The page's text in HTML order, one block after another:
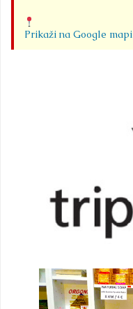
Prikaži na Google mapi